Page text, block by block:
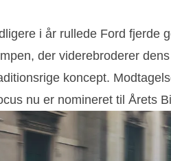
i år rullede Ford fjerde
der viderebroderer
koncept.
nu er nomineret til Årets